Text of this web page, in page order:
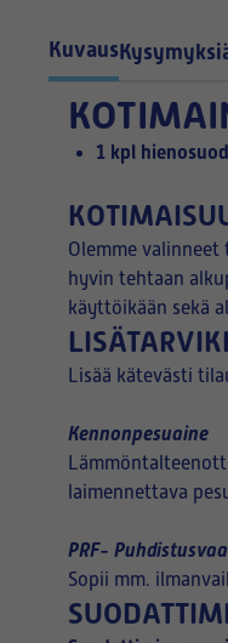
Kuvaus
1 kpl
Olemme
hyvin tehtaan
käyttöikään sekä
Lisää kätevästi
Kennonpesuaine
laimennettava
PRF-
Sopii mm.